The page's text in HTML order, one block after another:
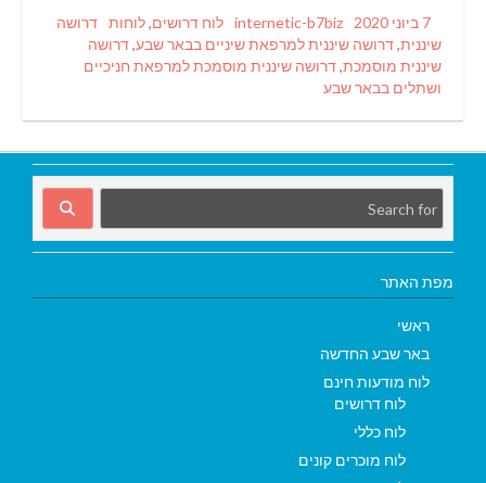
Posted
on
7 ביוני 2020 Author
internetic-b7biz
Categories
לוח דרושים,לוחות Tags
דרושה
שיננית,דרושה שיננית למרפאת שיניים בבאר שבע,דרושה
שיננית מוסמכת,דרושה שיננית מוסמכת למרפאת חניכיים
ושתלים בבאר שבע
מפת האתר
ראשי
באר שבע החדשה
לוח מודעות חינם
לוח דרושים
לוח כללי
לוח מוכרים קונים